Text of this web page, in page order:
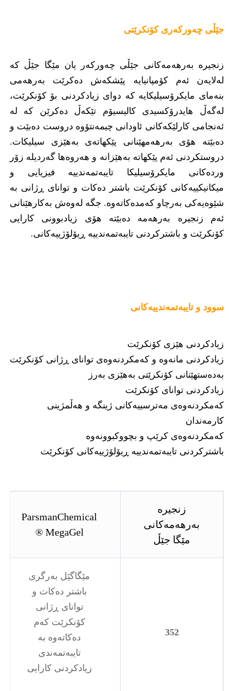
جێڵی چەورکەری کۆنکرێتی
زنجیرە بەرهەمەکانی جێڵی چەورکەر یان مێگا جێڵ کە
لەلایەن ئەم کۆمپانیایە پێشکەش دەکرێت بەرهەمی
بنەمای مایکرۆسیلیکایە کە دوای زیادکردنی بۆ کۆنکرێت،
لەگەڵ هایدرۆکسیدی کالیسیۆم تێکەڵ دەکرێن کە لە
ئەنجامی کارلێکەکانی ئاودانی چیمەنتۆوە دروست دەبێت و
دەبێتە هۆی بەرهەمهێنانی پێکهاتەی بەهێزی سیلیکات.
دروستکردنی ئەم پێکهاتە بەهێزانە و هەروەها گەردیلە زۆر
وردەکانی مایکرۆسیلیکا تایبەتمەندییە فیزیایی و
میکانیکییەکانی کۆنکرێت باشتر دەکات و توانای ڕژانی بە
شێوەیەکی بەرچاو کەمدەکاتەوە. جگە لەوەش بەکارهێنانی
ئەم زنجیرە بەرهەمە دەبێتە هۆی زیادبوونی کارایی
کۆنکرێت و باشترکردنی تایبەتمەندییە ڕیۆلۆژییەکانی.
سوود و تایبەتمەندییەکانی
زیادکردنی هێزی کۆنکرێت
زیادکردنی مانەوە و کەمکردنەوەی توانای ڕژانی کۆنکرێت
بەدەستهێنانی کۆنکرێتی بەهێزی بەرز
زیادکردنی توانای کۆنکرێت
کەمکردنەوەی مەترسییەکانی ژینگە و هەڵمژینی
کارمەندان
کەمکردنەوەی کرێپ و بچووکبوونەوە
باشترکردنی تایبەتمەندییە ڕیۆلۆژییەکانی کۆنکرێت
زنجیرە
بەرهەمەکانی
مێگا جێڵ
ParsmanChemical
® MegaGel
352
مێگاگێل بەرگری
باشتر دەکات و
توانای ڕژانی
کۆنکرێت کەم
دەکاتەوە بە
تایبەتمەندی
زیادکردنی کارایی